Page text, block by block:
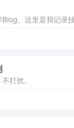
打扰。